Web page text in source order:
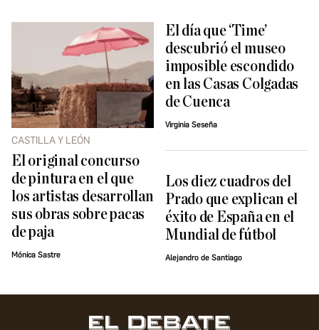
CASTILLA Y LEÓN
El original concurso
de pintura en el que
los artistas desarrollan
sus obras sobre pacas
de paja
Mónica Sastre
El día que ‘Time’
descubrió el museo
imposible escondido
en las Casas Colgadas
de Cuenca
Virginia Seseña
Los diez cuadros del
Prado que explican el
éxito de España en el
Mundial de fútbol
Alejandro de Santiago